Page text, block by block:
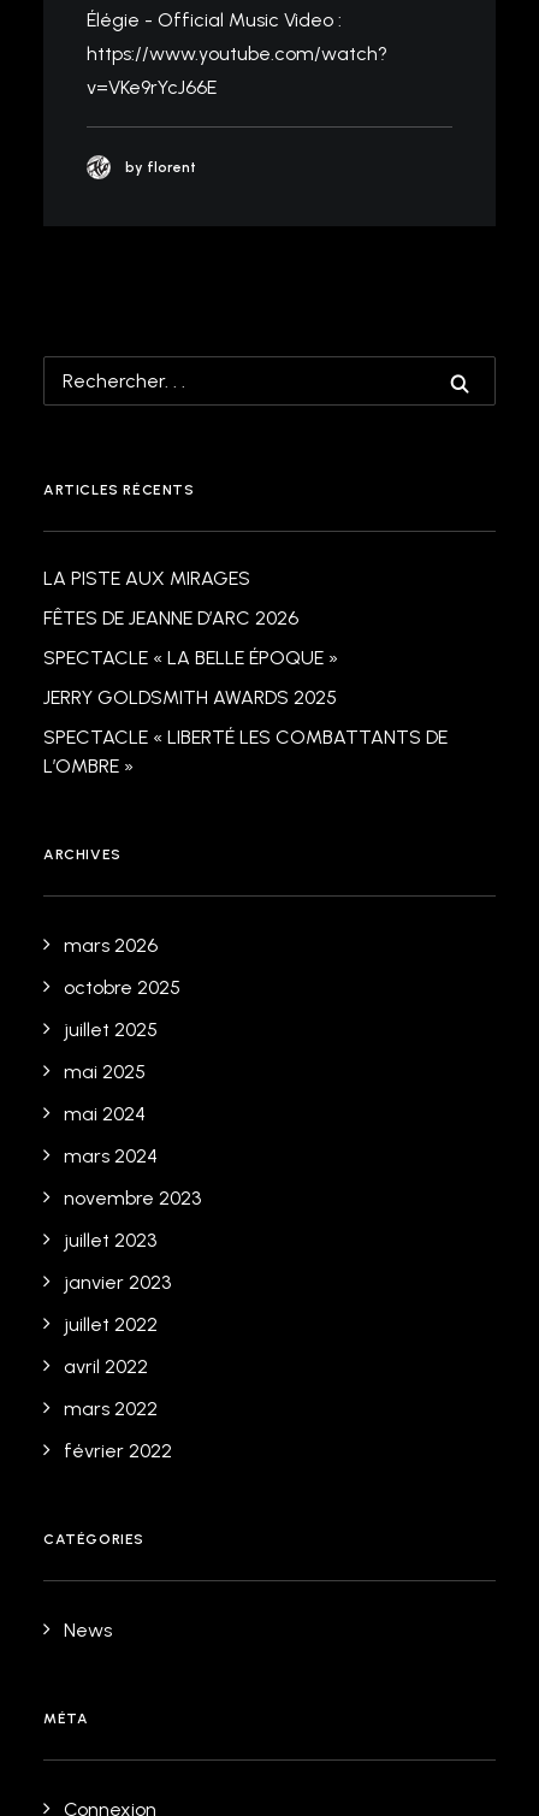
Élégie - Official Music Video :
https://www.youtube.com/watch?
v=VKe9rYcJ66E
by florent
ARTICLES RÉCENTS
LA PISTE AUX MIRAGES
FÊTES DE JEANNE D’ARC 2026
SPECTACLE « LA BELLE ÉPOQUE »
JERRY GOLDSMITH AWARDS 2025
SPECTACLE « LIBERTÉ LES COMBATTANTS DE
L’OMBRE »
ARCHIVES
mars 2026
octobre 2025
juillet 2025
mai 2025
mai 2024
mars 2024
novembre 2023
juillet 2023
janvier 2023
juillet 2022
avril 2022
mars 2022
février 2022
CATÉGORIES
News
MÉTA
Connexion